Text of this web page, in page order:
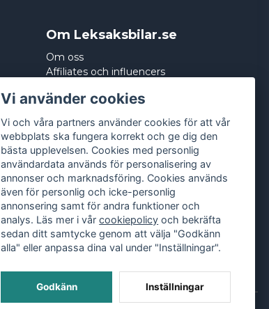
Om Leksaksbilar.se
Om oss
Affiliates och influencers
Integritetspolicy
Vi använder cookies
Vi och våra partners använder cookies för att vår
webbplats ska fungera korrekt och ge dig den
bästa upplevelsen. Cookies med personlig
användardata används för personalisering av
annonser och marknadsföring. Cookies används
även för personlig och icke-personlig
annonsering samt för andra funktioner och
analys. Läs mer i vårcookiepolicy och bekräfta
sedan ditt samtycke genom att välja "Godkänn
alla" eller anpassa dina val under "Inställningar".
Godkänn Inställningar